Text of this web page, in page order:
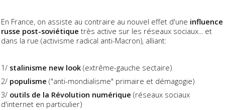
En France, on assiste au contraire au nouvel effet d'une influence
russe post-soviétique très active sur les réseaux sociaux... et
dans la rue (activisme radical anti-Macron), alliant:
1/ stalinisme new look (extrême-gauche sectaire)
2/ populisme ("anti-mondialisme" primaire et démagogie)
3/ outils de la Révolution numérique (réseaux sociaux
d'internet en particulier)